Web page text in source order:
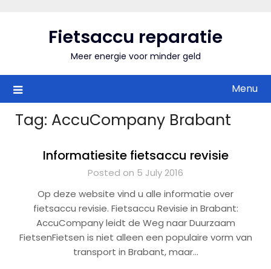
Fietsaccu reparatie
Meer energie voor minder geld
Menu
Tag: AccuCompany Brabant
Informatiesite fietsaccu revisie
Posted on 5 July 2016
Op deze website vind u alle informatie over
fietsaccu revisie. Fietsaccu Revisie in Brabant:
AccuCompany leidt de Weg naar Duurzaam
FietsenFietsen is niet alleen een populaire vorm van
transport in Brabant, maar…